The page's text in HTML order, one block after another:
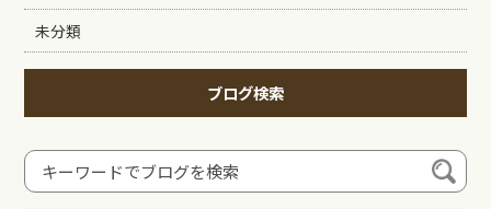
未分類
ブログ検索